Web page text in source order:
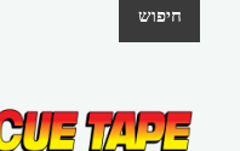
חיפוש